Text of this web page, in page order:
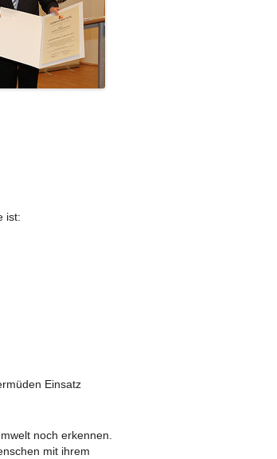
ist:
Einsatz
noch erkennen.
mit ihrem